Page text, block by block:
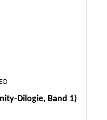
Dilogie, Band 1)